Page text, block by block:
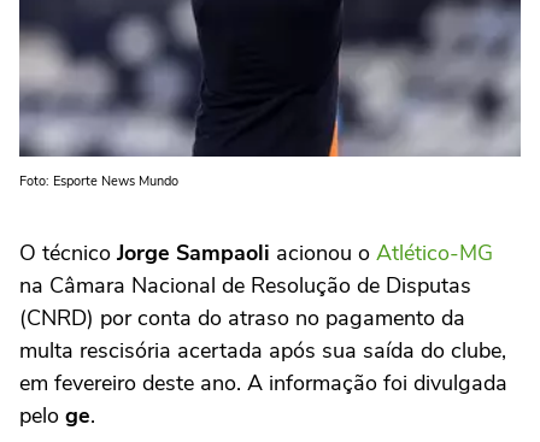
Foto: Esporte News Mundo
O técnico Jorge Sampaoli acionou o Atlético-MG
na Câmara Nacional de Resolução de Disputas
(CNRD) por conta do atraso no pagamento da
multa rescisória acertada após sua saída do clube,
em fevereiro deste ano. A informação foi divulgada
pelo ge.